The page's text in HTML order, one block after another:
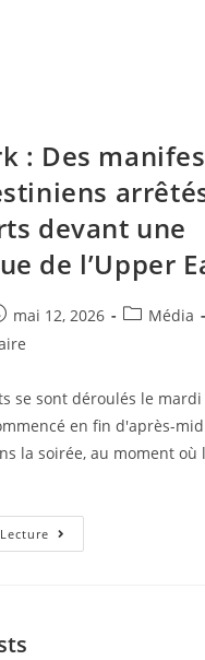
: Des
devant une
de l’Upper
mai 12, 2026
Média
se sont déroulés le mardi
en fin d'après-
la soirée, au moment où